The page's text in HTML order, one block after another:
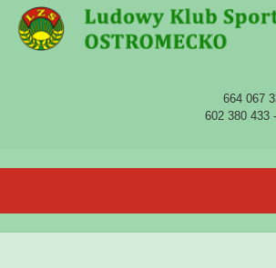
664 067
602 380 433